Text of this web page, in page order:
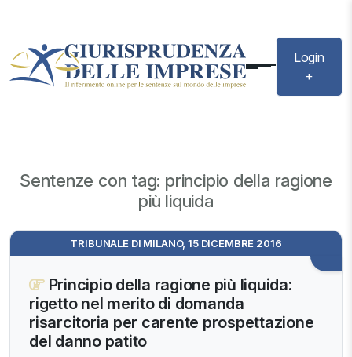
Login
+
Sentenze con tag: principio della ragione
più liquida
TRIBUNALE DI MILANO, 15 DICEMBRE 2016
Principio della ragione più liquida:
rigetto nel merito di domanda
risarcitoria per carente prospettazione
del danno patito